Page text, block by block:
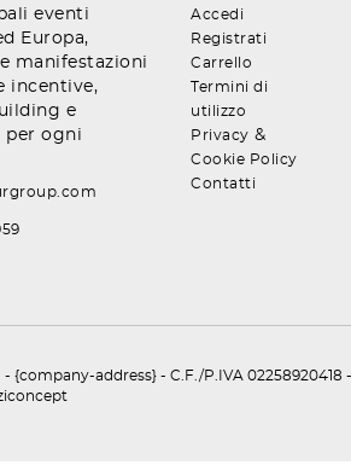
eventi
Europa,
manifestazioni
incentive,
e
per ogni
Accedi
Registrati
Carrello
Termini di
utilizzo
Privacy &
Cookie Policy
Contatti
- {company-address} - C.F./P.IVA